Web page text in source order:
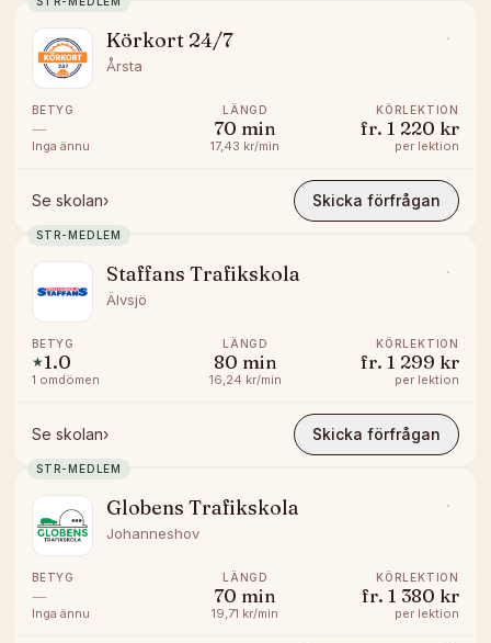
Körkort 24/7
Årsta
BETYG
—
Inga ännu
LÄNGD
70 min
17,43 kr/min
KÖRLEKTION
fr. 1 220 kr
per lektion
Se skolan› Skicka förfrågan
STR-MEDLEM
Staffans Trafikskola
Älvsjö
BETYG
★1.0
1 omdömen
LÄNGD
80 min
16,24 kr/min
KÖRLEKTION
fr. 1 299 kr
per lektion
Se skolan› Skicka förfrågan
STR-MEDLEM
Globens Trafikskola
Johanneshov
BETYG
—
Inga ännu
LÄNGD
70 min
19,71 kr/min
KÖRLEKTION
fr. 1 380 kr
per lektion